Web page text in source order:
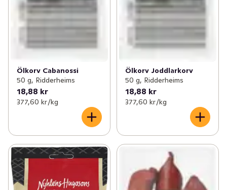
Ölkorv Cabanossi
50 g, Ridderheims
18,88 kr
377,60 kr /kg
Ölkorv Joddlarkorv
50 g, Ridderheims
18,88 kr
377,60 kr /kg